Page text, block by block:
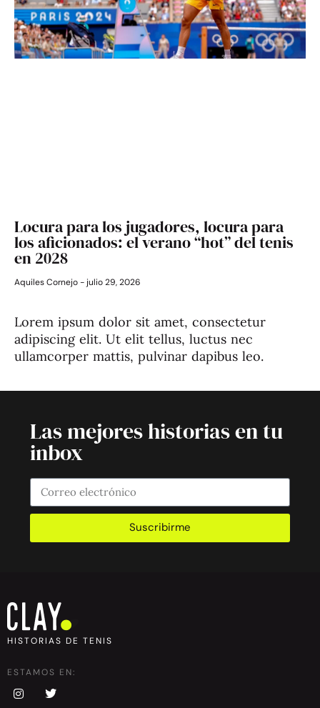
Locura para los jugadores, locura para
los aficionados: el verano “hot” del tenis
en 2028
Aquiles Cornejo julio 29, 2026
Lorem ipsum dolor sit amet, consectetur
adipiscing elit. Ut elit tellus, luctus nec
ullamcorper mattis, pulvinar dapibus leo.
Las mejores historias en tu
inbox
Suscribirme
HISTORIAS DE TENIS
ESTAMOS EN: